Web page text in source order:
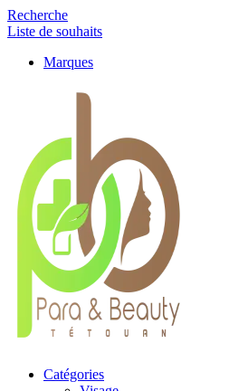
Recherche
Liste de souhaits
Marques
Catégories